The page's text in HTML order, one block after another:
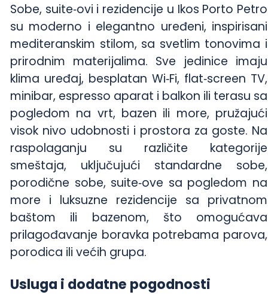
Sobe, suite‑ovi i rezidencije u Ikos Porto Petro
su moderno i elegantno uređeni, inspirisani
mediteranskim stilom, sa svetlim tonovima i
prirodnim materijalima. Sve jedinice imaju
klima uređaj, besplatan Wi‑Fi, flat‑screen TV,
minibar, espresso aparat i balkon ili terasu sa
pogledom na vrt, bazen ili more, pružajući
visok nivo udobnosti i prostora za goste. Na
raspolaganju su različite kategorije
smeštaja, uključujući standardne sobe,
porodične sobe, suite‑ove sa pogledom na
more i luksuzne rezidencije sa privatnom
baštom ili bazenom, što omogućava
prilagođavanje boravka potrebama parova,
porodica ili većih grupa.
Usluga i dodatne pogodnosti